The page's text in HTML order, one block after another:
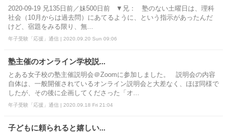
2020-09-19 兄135日前／妹500日前 ▼兄： 塾のない土曜日は、理科
社会（10月からは過去問）にあてるように、という指示があったんだ
けど、宿題をみる限り、無...
年子受験「応援」通信 | 2020.09.20 Sun 09:06
塾主催のオンライン学校説...
とある女子校の塾主催説明会＠Zoomに参加しました。 説明会の内容
自体は、一般開催されているオンライン説明会と大差なく、ほぼ同様で
したが、その後に企画してくださった「オ...
年子受験「応援」通信 | 2020.09.18 Fri 21:04
子どもに頼られると嬉しい...